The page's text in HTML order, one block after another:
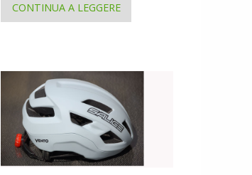
CONTINUA A LEGGERE